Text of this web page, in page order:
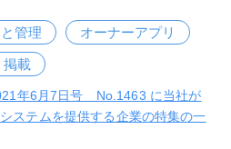
管理 オーナーアプリ
掲載
年6月7日号 No.1463 に当社が
ステムを提供する企業の特集の一